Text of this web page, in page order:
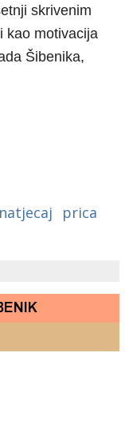
skrivenim
kao motivacija
Šibenika,
natjecaj
prica